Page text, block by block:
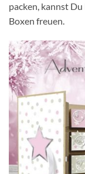
packen, kannst
Boxen freuen.